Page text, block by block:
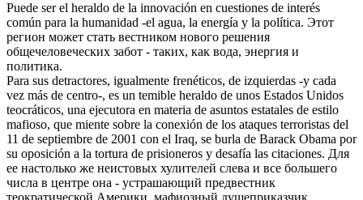
Puede ser el heraldo de la innovación en cuestiones de interés
común para la humanidad -el agua, la energía y la política. Этот
регион может стать вестником нового решения
общечеловеческих забот - таких, как вода, энергия и
политика.
Para sus detractores, igualmente frenéticos, de izquierdas -y cada
vez más de centro-, es un temible heraldo de unos Estados Unidos
teocráticos, una ejecutora en materia de asuntos estatales de estilo
mafioso, que miente sobre la conexión de los ataques terroristas del
11 de septiembre de 2001 con el Iraq, se burla de Barack Obama por
su oposición a la tortura de prisioneros y desafía las citaciones. Для
ее настолько же неистовых хулителей слева и все большего
числа в центре она - устрашающий предвестник